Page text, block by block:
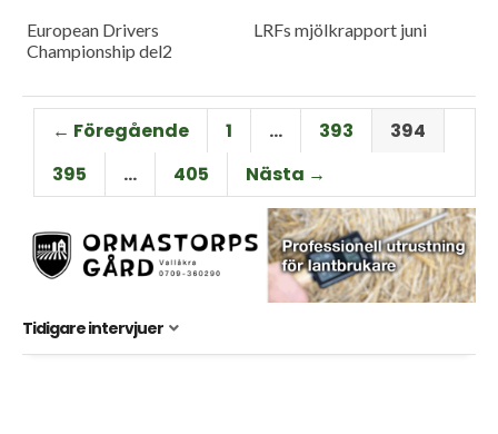
European Drivers
Championship del2
LRFs mjölkrapport juni
← Föregående 1 … 393
394
395
… 405 Nästa →
Tidigare intervjuer